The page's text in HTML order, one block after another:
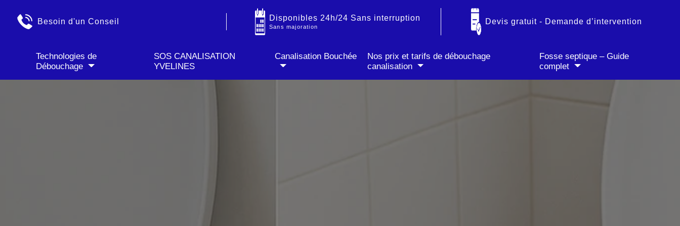
Besoin d'un Conseil Disponibles 24h/24 Sans interruption
Sans majoration
Devis gratuit - Demande d’intervention
Technologies de
Débouchage
SOS CANALISATION
YVELINES
Canalisation Bouchée
Nos prix et tarifs de débouchage
canalisation
Fosse septique – Guide
complet
✓ Prix fixe annoncé par téléphone ✓ Sans majoration soir & week-end ✓ Paiement CB accepté